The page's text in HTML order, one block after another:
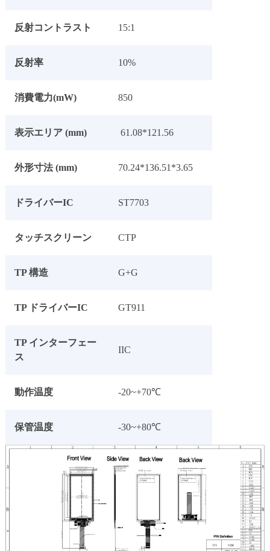
反射コントラスト 15:1
反射率 10%
消費電力(mW) 850
表示エリア (mm) 61.08*121.56
外形寸法 (mm) 70.24*136.51*3.65
ドライバーIC ST7703
タッチスクリーン CTP
TP 構造 G+G
TP ドライバーIC GT911
TP インターフェー
ス
IIC
動作温度 -20~+70℃
保管温度 -30~+80℃